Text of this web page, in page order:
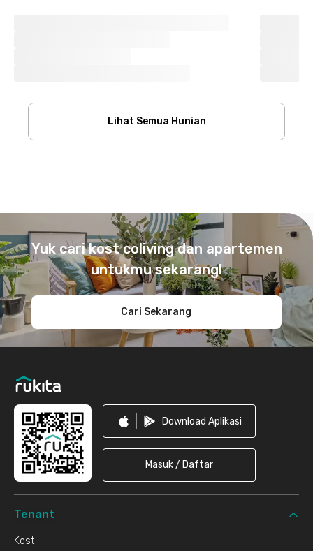
Lihat Semua Hunian
Yuk cari kost coliving dan apartemen
untukmu sekarang!
Cari Sekarang
Download Aplikasi
Masuk / Daftar
Tenant
Kost